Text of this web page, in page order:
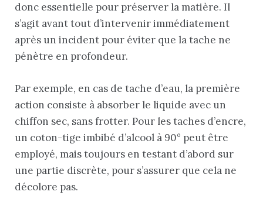
donc essentielle pour préserver la matière. Il
s’agit avant tout d’intervenir immédiatement
après un incident pour éviter que la tache ne
pénètre en profondeur.
Par exemple, en cas de tache d’eau, la première
action consiste à absorber le liquide avec un
chiffon sec, sans frotter. Pour les taches d’encre,
un coton-tige imbibé d’alcool à 90° peut être
employé, mais toujours en testant d’abord sur
une partie discrète, pour s’assurer que cela ne
décolore pas.